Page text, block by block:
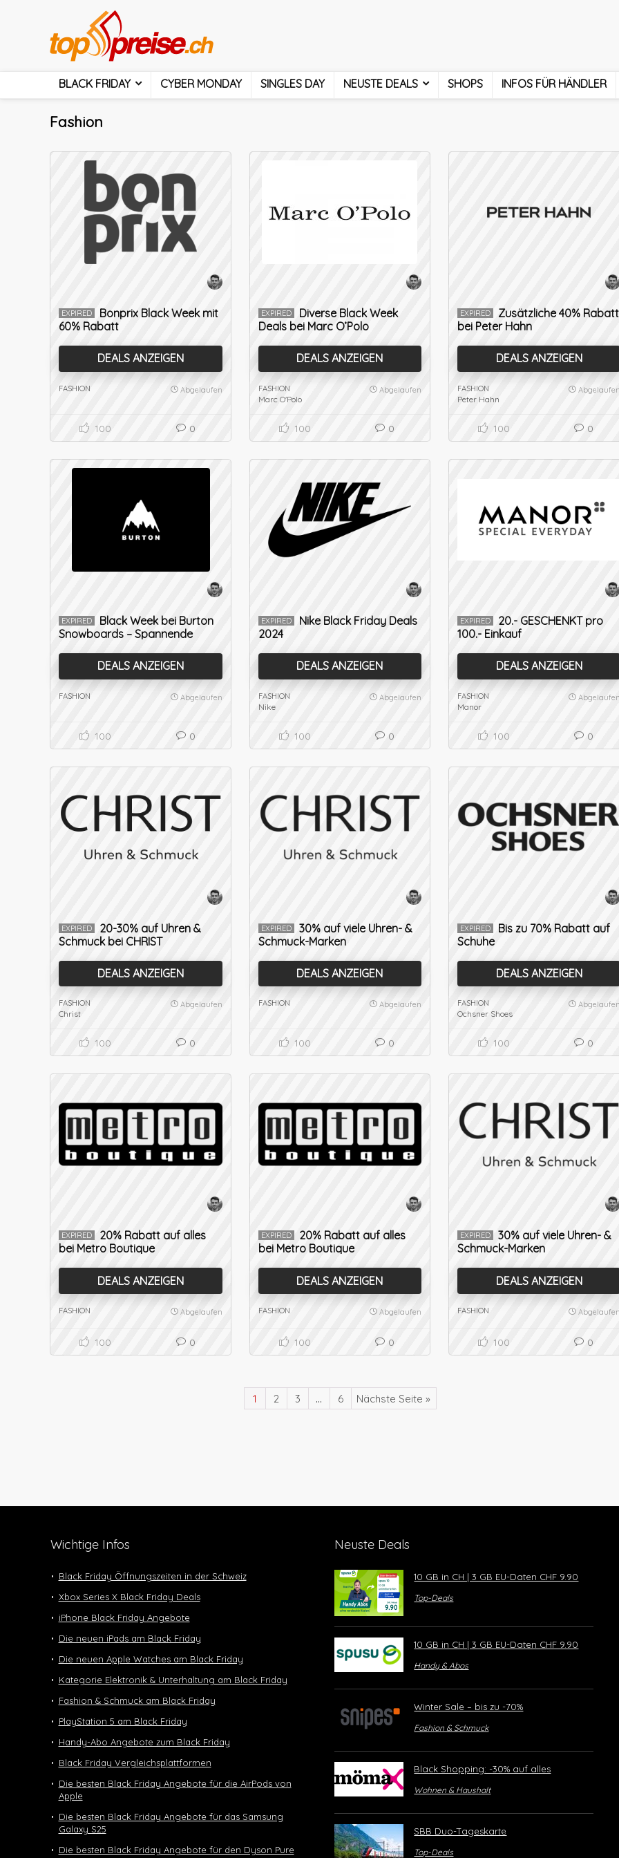
BLACK FRIDAY CYBER MONDAY SINGLES DAY NEUSTE DEALS SHOPS INFOS FÜR HÄNDLER
Fashion
EXPIRED
Bonprix Black Week mit
60% Rabatt
DEALS ANZEIGEN
FASHION Abgelaufen
100 0
EXPIRED
Diverse Black Week
Deals bei Marc O’Polo
DEALS ANZEIGEN
FASHION
Marc O'Polo
Abgelaufen
100 0
EXPIRED
Zusätzliche 40% Rabatt
bei Peter Hahn
DEALS ANZEIGEN
FASHION
Peter Hahn
100 0
EXPIRED
Black Week bei Burton
Snowboards – Spannende
DEALS ANZEIGEN
FASHION Abgelaufen
100 0
EXPIRED
Nike Black Friday Deals
2024
DEALS ANZEIGEN
FASHION
Nike
Abgelaufen
100 0
EXPIRED
20.- GESCHENKT pro
100.- Einkauf
DEALS ANZEIGEN
FASHION
Manor
100 0
EXPIRED
20-30% auf Uhren &
Schmuck bei CHRIST
DEALS ANZEIGEN
FASHION
Christ
Abgelaufen
100 0
EXPIRED
30% auf viele Uhren- &
Schmuck-Marken
DEALS ANZEIGEN
FASHION Abgelaufen
100 0
EXPIRED
Bis zu 70% Rabatt auf
Schuhe
DEALS ANZEIGEN
FASHION
Ochsner Shoes
100 0
EXPIRED
20% Rabatt auf alles
bei Metro Boutique
DEALS ANZEIGEN
FASHION Abgelaufen
100 0
EXPIRED
20% Rabatt auf alles
bei Metro Boutique
DEALS ANZEIGEN
FASHION Abgelaufen
100 0
EXPIRED
30% auf viele Uhren- &
Schmuck-Marken
DEALS ANZEIGEN
FASHION
100 0
1 2 3 … 6 Nächste Seite »
Wichtige Infos
Black Friday Öffnungszeiten in der Schweiz
Xbox Series X Black Friday Deals
iPhone Black Friday Angebote
Die neuen iPads am Black Friday
Die neuen Apple Watches am Black Friday
Kategorie Elektronik & Unterhaltung am Black Friday
Fashion & Schmuck am Black Friday
PlayStation 5 am Black Friday
Handy-Abo Angebote zum Black Friday
Black Friday Vergleichsplattformen
Die besten Black Friday Angebote für die AirPods von
Apple
Die besten Black Friday Angebote für das Samsung
Galaxy S25
Die besten Black Friday Angebote für den Dyson Pure
Neuste Deals
10 GB in CH | 3 GB EU-Daten CHF 9.90
Top-Deals
10 GB in CH | 3 GB EU-Daten CHF 9.90
Handy & Abos
Winter Sale – bis zu -70%
Fashion & Schmuck
Black Shopping: -30% auf alles
Wohnen & Haushalt
SBB Duo-Tageskarte
Top-Deals